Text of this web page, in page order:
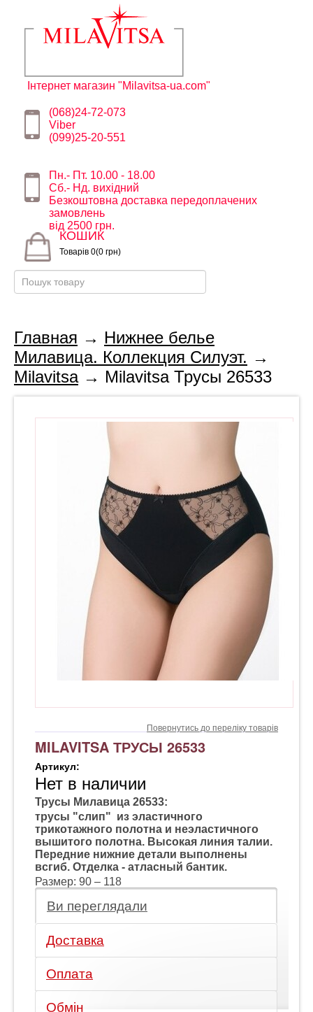
Інтернет магазин "Milavitsa-ua.com"
(068)24-72-073
Viber
(099)25-20-551
Пн.- Пт. 10.00 - 18.00
Сб.- Нд. вихідний
Безкоштовна доставка передоплачених
замовлень
від 2500 грн.
КОШИК
Товарів 0(0 грн)
Главная → Нижнее белье
Милавица. Коллекция Силуэт. →
Milavitsa→ Milavitsa Трусы 26533
Повернутись до переліку товарів
MILAVITSA ТРУСЫ 26533
Артикул:
Нет в наличии
Трусы Милавица 26533:
трусы "слип" из эластичного
трикотажного полотна и неэластичного
вышитого полотна. Высокая линия талии.
Передние нижние детали выполнены
всгиб. Отделка - атласный бантик.
Размер: 90 – 118
Ви переглядали
Доставка
Оплата
Обмін